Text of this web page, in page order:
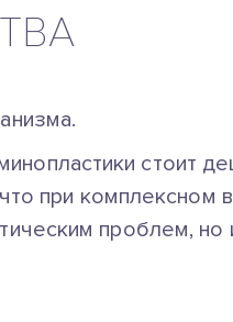
стоит
при комплексном
проблем, но